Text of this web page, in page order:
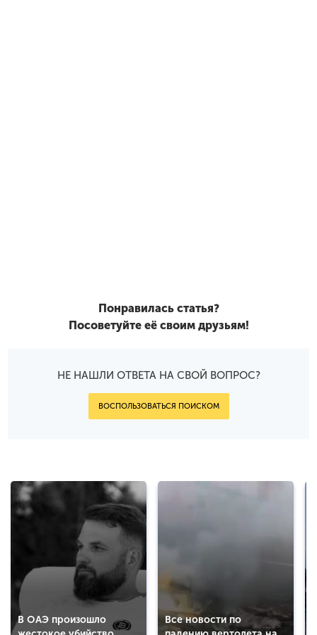
Понравилась статья?
Посоветуйте её своим друзьям!
НЕ НАШЛИ ОТВЕТА НА СВОЙ ВОПРОС?
ВОСПОЛЬЗОВАТЬСЯ ПОИСКОМ
В ОАЭ произошло
Все новости по